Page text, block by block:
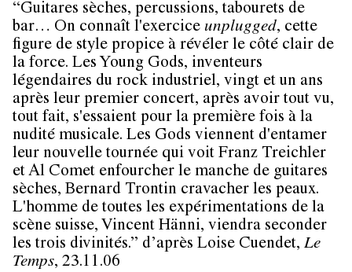
“Guitares sèches, percussions, tabourets de
bar… On connaît l'exercice unplugged, cette
figure de style propice à révéler le côté clair de
la force. Les Young Gods, inventeurs
légendaires du rock industriel, vingt et un ans
après leur premier concert, après avoir tout vu,
tout fait, s'essaient pour la première fois à la
nudité musicale. Les Gods viennent d'entamer
leur nouvelle tournée qui voit Franz Treichler
et Al Comet enfourcher le manche de guitares
sèches, Bernard Trontin cravacher les peaux.
L'homme de toutes les expérimentations de la
scène suisse, Vincent Hänni, viendra seconder
les trois divinités.” d’après Loise Cuendet, Le
Temps, 23.11.06